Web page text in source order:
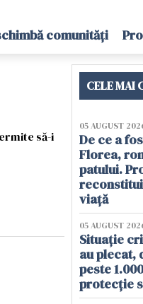
comunități
să-i
CELE MAI
05 AUGUST
De ce a
Florea,
patului.
viață
05 AUGUST
Situație
au plecat,
peste
protecție